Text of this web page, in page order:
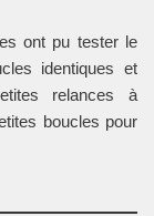
ont pu tester le
identiques et
relances à
boucles pour